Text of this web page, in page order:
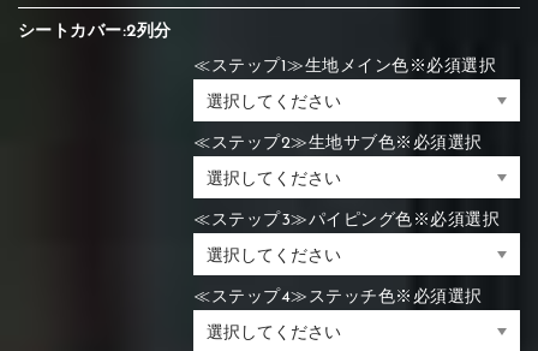
シートカバー:2列分
≪ステップ1≫生地メイン色※必須選択
≪ステップ2≫生地サブ色※必須選択
≪ステップ3≫パイピング色※必須選択
≪ステップ4≫ステッチ色※必須選択